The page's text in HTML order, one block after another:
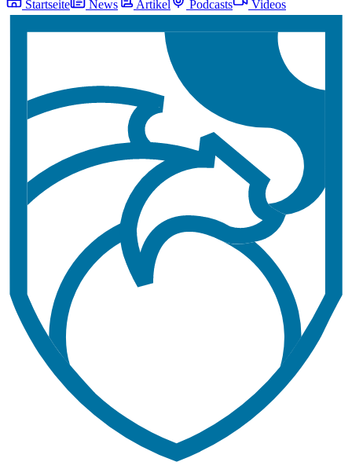
Startseite
News Artikel Podcasts Videos